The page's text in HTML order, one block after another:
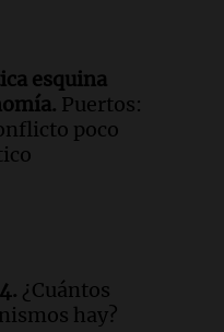
esquina
Puertos:
poco
¿Cuántos
hay?